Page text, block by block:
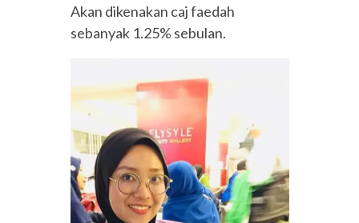
Akan dikenakan caj faedah
sebanyak 1.25% sebulan.